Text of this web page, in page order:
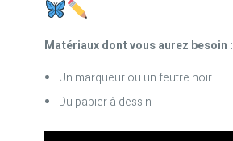
Matériaux dont vous aurez besoin :
Un marqueur ou un feutre noir
Du papier à dessin